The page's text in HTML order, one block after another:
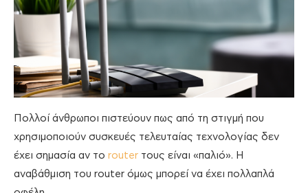
Πολλοί άνθρωποι πιστεύουν πως από τη στιγμή που
χρησιμοποιούν συσκευές τελευταίας τεχνολογίας δεν
έχει σημασία αν το router τους είναι «παλιό». Η
αναβάθμιση του router όμως μπορεί να έχει πολλαπλά